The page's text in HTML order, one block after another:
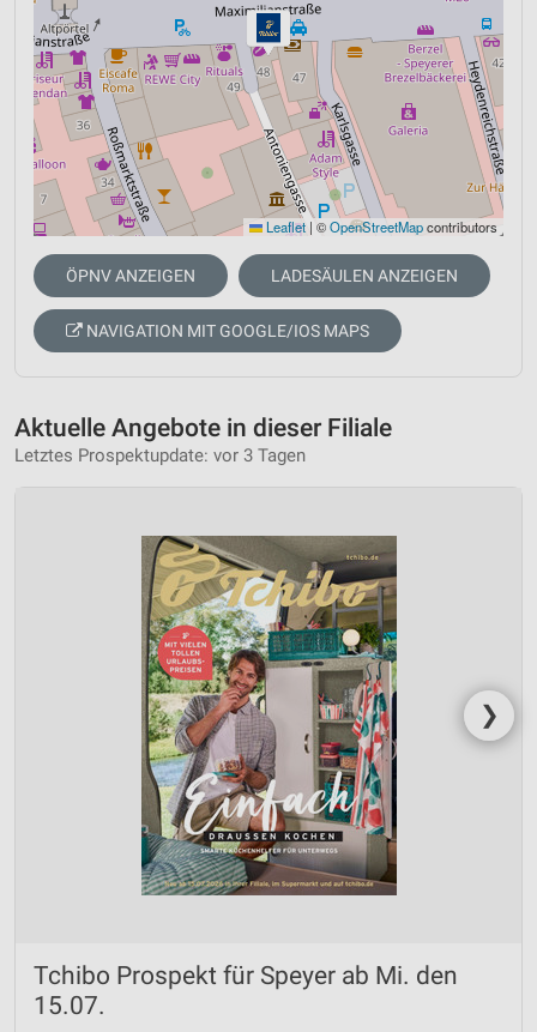
Leaflet | ©OpenStreetMapcontributors
ÖPNV ANZEIGEN LADESÄULEN ANZEIGEN
NAVIGATION MIT GOOGLE/IOS MAPS
Aktuelle Angebote in dieser Filiale
Letztes Prospektupdate: vor 3 Tagen
❯
Tchibo Prospekt für Speyer ab Mi. den
15.07.